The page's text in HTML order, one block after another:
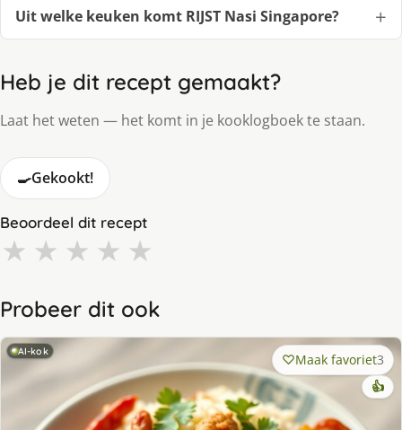
Uit welke keuken komt RIJST Nasi Singapore?
Heb je dit recept gemaakt?
Laat het weten — het komt in je kooklogboek te staan.
🍳Gekookt!
Beoordeel dit recept
★ ★ ★ ★ ★
Probeer dit ook
AI-kok Maak favoriet3
👍